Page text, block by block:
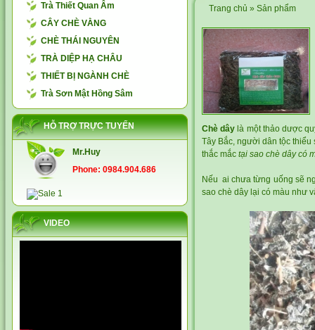
Trà Thiết Quan Âm
CÂY CHÈ VẰNG
CHÈ THÁI NGUYÊN
TRÀ DIỆP HẠ CHÂU
THIẾT BỊ NGÀNH CHÈ
Trà Sơn Mật Hồng Sâm
HỖ TRỢ TRỰC TUYẾN
Mr.Huy
Phone: 0984.904.686
VIDEO
Trang chủ » Sản phẩm
Chè dây là một thảo dược
Tây Bắc, người dân tộc
thắc mắc tại sao chè dây có
Nếu ai chưa từng uống sẽ
sao chè dây lại có màu như